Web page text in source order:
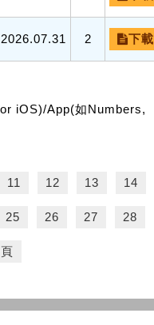
2026.07.31 2 下載
iOS)/App(如Numbers,
11 12 13 14
25 26 27 28